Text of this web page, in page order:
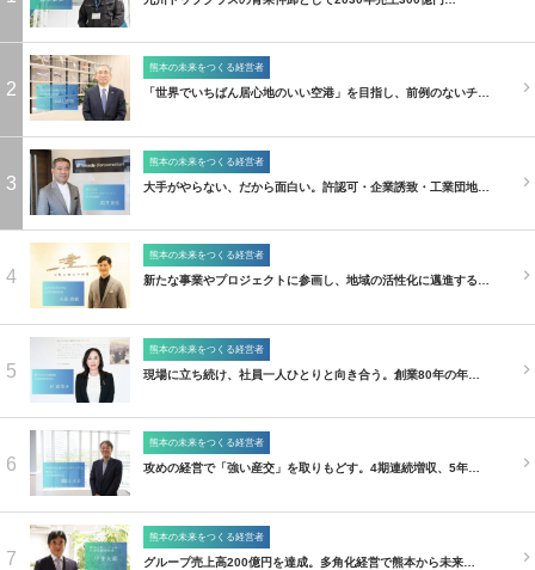
2
熊本の未来をつくる経営者
「世界でいちばん居心地のいい空港」を目指し、前例のないチ…
3
熊本の未来をつくる経営者
大手がやらない、だから面白い。許認可・企業誘致・工業団地…
4
熊本の未来をつくる経営者
新たな事業やプロジェクトに参画し、地域の活性化に邁進する…
5
熊本の未来をつくる経営者
現場に立ち続け、社員一人ひとりと向き合う。創業80年の年…
6
熊本の未来をつくる経営者
攻めの経営で「強い産交」を取りもどす。4期連続増収、5年…
7
熊本の未来をつくる経営者
グループ売上高200億円を達成。多角化経営で熊本から未来…